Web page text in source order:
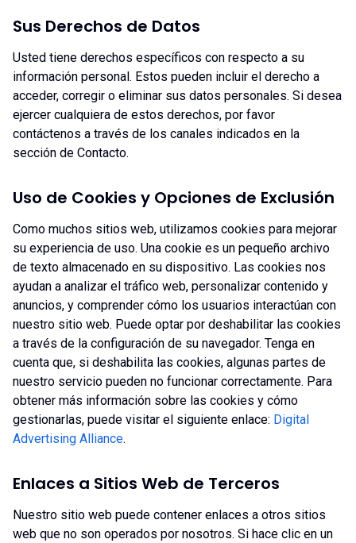
Sus Derechos de Datos
Usted tiene derechos específicos con respecto a su
información personal. Estos pueden incluir el derecho a
acceder, corregir o eliminar sus datos personales. Si desea
ejercer cualquiera de estos derechos, por favor
contáctenos a través de los canales indicados en la
sección de Contacto.
Uso de Cookies y Opciones de Exclusión
Como muchos sitios web, utilizamos cookies para mejorar
su experiencia de uso. Una cookie es un pequeño archivo
de texto almacenado en su dispositivo. Las cookies nos
ayudan a analizar el tráfico web, personalizar contenido y
anuncios, y comprender cómo los usuarios interactúan con
nuestro sitio web. Puede optar por deshabilitar las cookies
a través de la configuración de su navegador. Tenga en
cuenta que, si deshabilita las cookies, algunas partes de
nuestro servicio pueden no funcionar correctamente. Para
obtener más información sobre las cookies y cómo
gestionarlas, puede visitar el siguiente enlace: Digital
Advertising Alliance.
Enlaces a Sitios Web de Terceros
Nuestro sitio web puede contener enlaces a otros sitios
web que no son operados por nosotros. Si hace clic en un